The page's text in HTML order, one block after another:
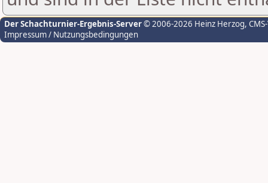
Der Schachturnier-Ergebnis-Server© 2006-2026 Heinz Herzog,
Impressum / Nutzungsbedingungen